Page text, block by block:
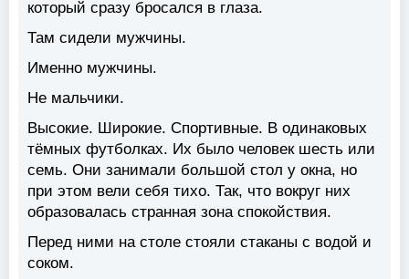
который сразу бросался в глаза.
Там сидели мужчины.
Именно мужчины.
Не мальчики.
Высокие. Широкие. Спортивные. В одинаковых
тёмных футболках. Их было человек шесть или
семь. Они занимали большой стол у окна, но
при этом вели себя тихо. Так, что вокруг них
образовалась странная зона спокойствия.
Перед ними на столе стояли стаканы с водой и
соком.